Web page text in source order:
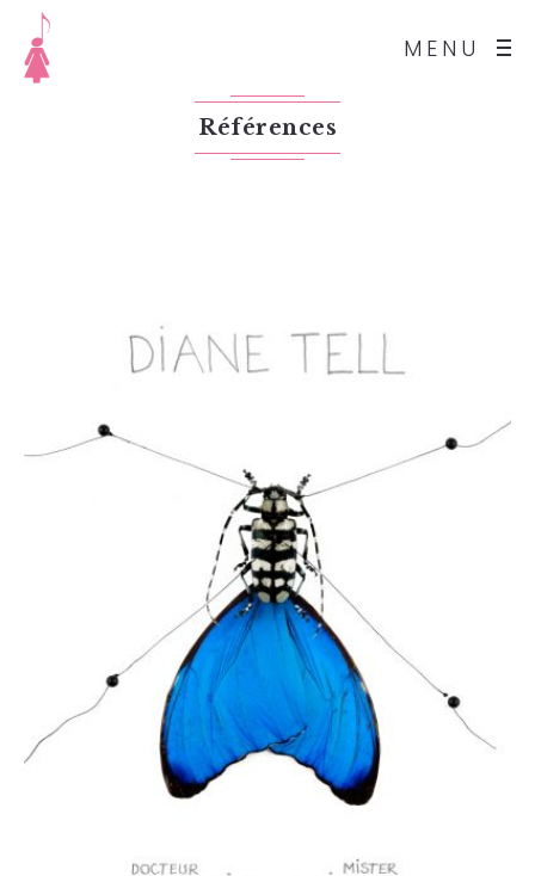
MENU
Références